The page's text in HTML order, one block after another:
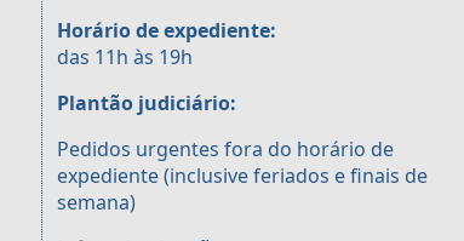
Horário de expediente:
das 11h às 19h
Plantão judiciário:
Pedidos urgentes fora do horário de
expediente (inclusive feriados e finais de
semana)